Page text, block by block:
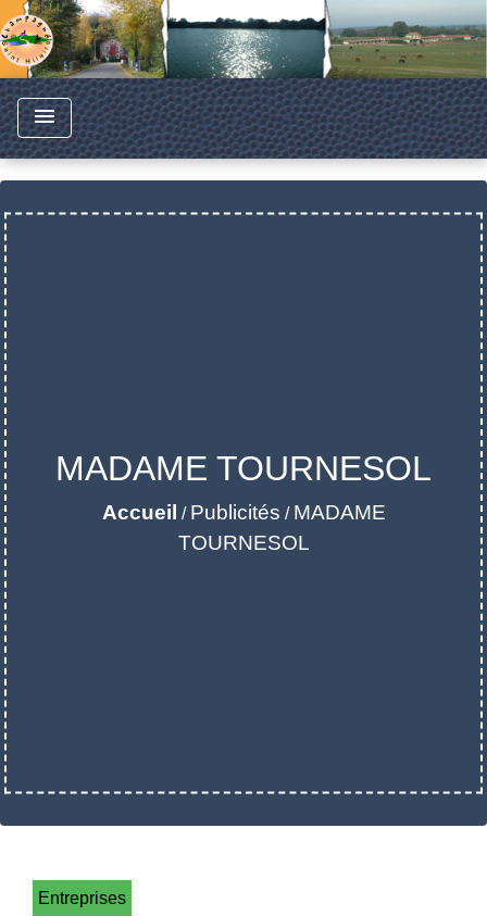
menu
MADAME TOURNESOL
Accueil / Publicités / MADAME
TOURNESOL
Entreprises